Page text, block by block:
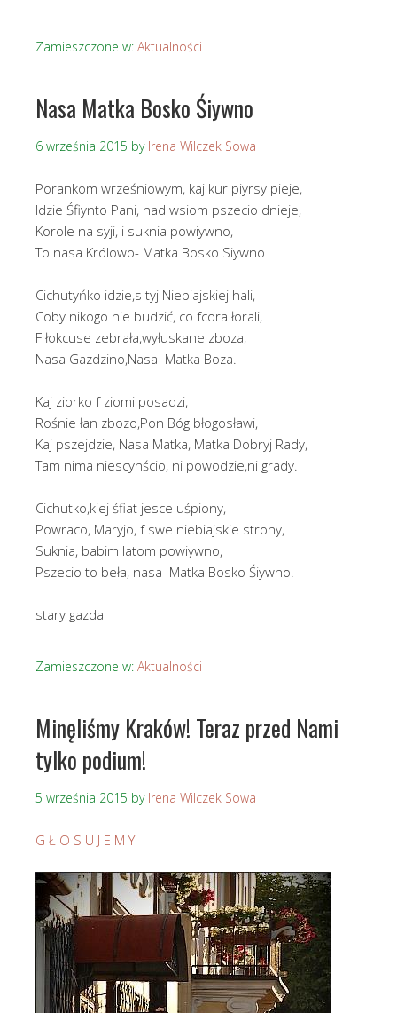
Zamieszczone w: Aktualności
Nasa Matka Bosko Śiywno
6 września 2015 by Irena Wilczek Sowa
Porankom wrześniowym, kaj kur piyrsy pieje,
Idzie Śfiynto Pani, nad wsiom pszecio dnieje,
Korole na syji, i suknia powiywno,
To nasa Królowo- Matka Bosko Siywno
Cichutyńko idzie,s tyj Niebiajskiej hali,
Coby nikogo nie budzić, co fcora łorali,
F łokcuse zebrała,wyłuskane zboza,
Nasa Gazdzino,Nasa Matka Boza.
Kaj ziorko f ziomi posadzi,
Rośnie łan zbozo,Pon Bóg błogosławi,
Kaj pszejdzie, Nasa Matka, Matka Dobryj Rady,
Tam nima niescynścio, ni powodzie,ni grady.
Cichutko,kiej śfiat jesce uśpiony,
Powraco, Maryjo, f swe niebiajskie strony,
Suknia, babim latom powiywno,
Pszecio to beła, nasa Matka Bosko Śiywno.
stary gazda
Zamieszczone w: Aktualności
Minęliśmy Kraków! Teraz przed Nami
tylko podium!
5 września 2015 by Irena Wilczek Sowa
G Ł O S U J E M Y